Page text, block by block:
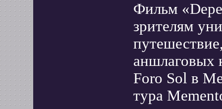
Фильм
зрителям
аншлаговых
Foro Sol в
тура